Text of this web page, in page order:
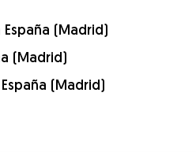
(Madrid)
(Madrid)
(Madrid)